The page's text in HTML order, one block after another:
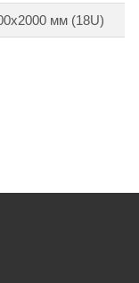
мм (18U)